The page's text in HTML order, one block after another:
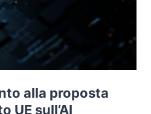
alla proposta
UE sull’AI